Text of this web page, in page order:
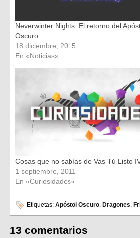
Neverwinter Nights: El retorno del
Oscuro
18 diciembre, 2015
En «Noticias»
Cosas que no sabías de Vas Tú Listo
1 septiembre, 2011
En «Curiosidades»
Etiquetas: Apóstol Oscuro, Dragones,
13 comentarios